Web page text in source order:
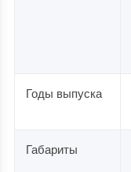
Годы выпуска
Габариты